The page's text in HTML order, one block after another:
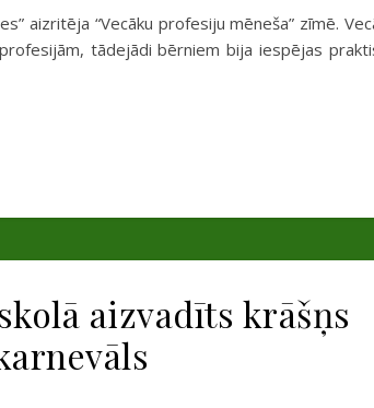
aizritēja “Vecāku profesiju mēneša” zīmē.
tādejādi bērniem bija iespējas
aizvadīts krāšņs